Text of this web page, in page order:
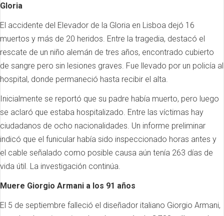
Gloria
El accidente del Elevador de la Gloria en Lisboa dejó 16
muertos y más de 20 heridos. Entre la tragedia, destacó el
rescate de un niño alemán de tres años, encontrado cubierto
de sangre pero sin lesiones graves. Fue llevado por un policía al
hospital, donde permaneció hasta recibir el alta.
Inicialmente se reportó que su padre había muerto, pero luego
se aclaró que estaba hospitalizado. Entre las víctimas hay
ciudadanos de ocho nacionalidades. Un informe preliminar
indicó que el funicular había sido inspeccionado horas antes y
el cable señalado como posible causa aún tenía 263 días de
vida útil. La investigación continúa.
Muere Giorgio Armani a los 91 años
El 5 de septiembre falleció el diseñador italiano Giorgio Armani,